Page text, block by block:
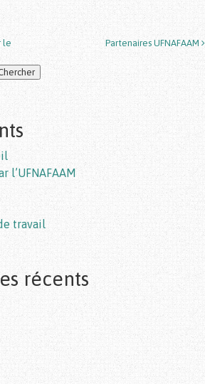
le
Partenaires UFNAFAAM
l’UFNAFAAM
travail
récents